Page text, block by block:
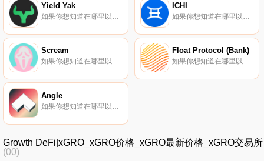
Yield Yak ICHI
Scream
如果你想知道在哪里以当前价格购买Scream,目前交易{Scream]股票的顶级加密货币交易所是HuoSCREAM、BKEX、CoinEx和Beethoven X（Fantom）。您可以在我们的加密货币交易所页面上找到其他列表.
Float Protocol (Bank)
如果你想知道在哪里以当前价格购买Float Protocol (Bank),目前交易{Float Protocol (Bank)]股票的顶级加密货币交易所是Gate.io、Uniswap（V3）、HotBANKt和SushiSwap。您可以在我们的加密货币交易所页面上找到其他列表.
Angle
如果你想知道在哪里以当前价格购买Angle,目前交易{Angle]股票的顶级加密货币交易所是BTCEX、Gate.io、CoinEx和SushiSwap。您可以在我们的加密货币交易所页面上找到其他列表。ANGLE代币赋予了在AngleDAO内参与治理投票的权利.
Growth DeFi|xGRO_xGRO价格_xGRO最新价格_xGRO交易所
(00)